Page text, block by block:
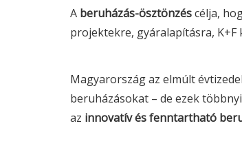
A beruházás-ösztönzéscélja,
projektekre, gyáralapításra,
Magyarország az elmúlt
beruházásokat – de ezek
az innovatív és fenntartható